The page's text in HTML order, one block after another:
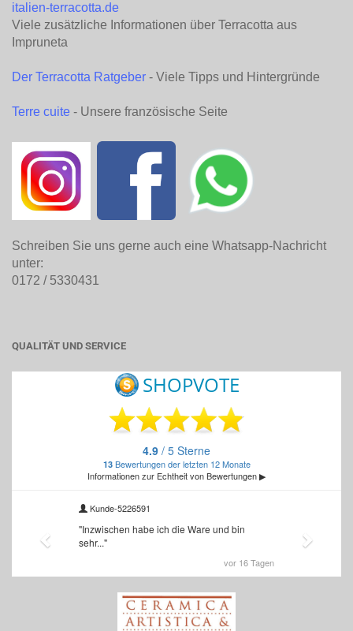
italien-terracotta.de
Viele zusätzliche Informationen über Terracotta aus
Impruneta
Der Terracotta Ratgeber - Viele Tipps und Hintergründe
Terre cuite - Unsere französische Seite
Schreiben Sie uns gerne auch eine Whatsapp-Nachricht
unter:
0172 / 5330431
QUALITÄT UND SERVICE